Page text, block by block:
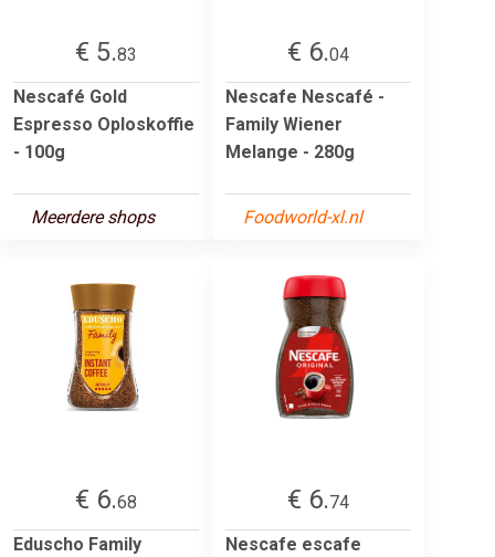
€ 5.83
Nescafé Gold
Espresso Oploskoffie
- 100g
Meerdere shops
€ 6.04
Nescafe Nescafé -
Family Wiener
Melange - 280g
Foodworld-xl.nl
€ 6.68
Eduscho Family
€ 6.74
Nescafe escafe